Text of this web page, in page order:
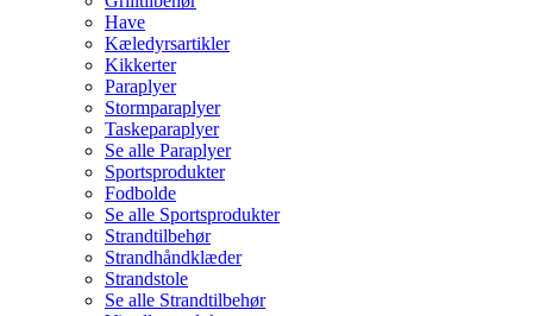
Have
Kæledyrsartikler
Kikkerter
Paraplyer
Stormparaplyer
Taskeparaplyer
Se alle Paraplyer
Sportsprodukter
Fodbolde
Se alle Sportsprodukter
Strandtilbehør
Strandhåndklæder
Strandstole
Se alle Strandtilbehør